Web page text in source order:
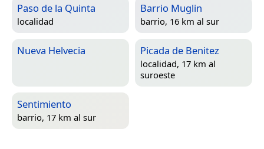
Paso de la Quinta
localidad
Barrio Muglin
barrio, 16 km al sur
Nueva Helvecia Picada de Benitez
localidad, 17 km al
suroeste
Sentimiento
barrio, 17 km al sur